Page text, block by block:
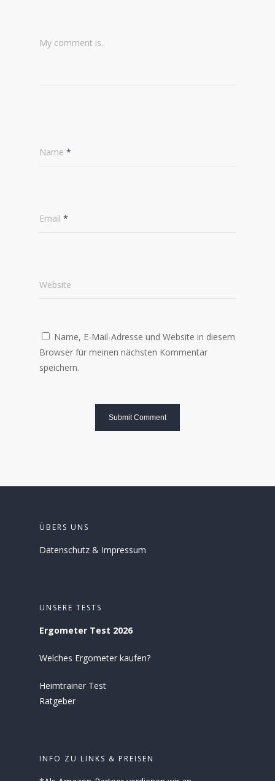
My comment is..
Name *
Email *
Website
Name, E-Mail-Adresse und Website in diesem
Browser für meinen nächsten Kommentar
speichern.
ÜBERS UNS
Datenschutz & Impressum
UNSERE TESTS
Ergometer Test 2026
Welches Ergometer kaufen?
Heimtrainer Test
Ratgeber
INFO ZU LINKS & PREISEN